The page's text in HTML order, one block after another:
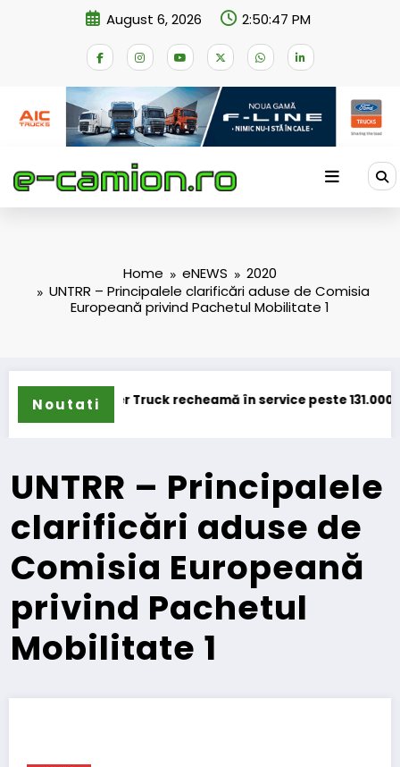
August 6, 2026 2:50:48 PM
Home eNEWS
2020
UNTRR – Principalele clarificări aduse de Comisia
Europeană privind Pachetul Mobilitate 1
Noutati
recheamă în service peste 131.000 de camioaneDKV Mobility
UNTRR – Principalele
clarificări aduse de
Comisia Europeană
privind Pachetul
Mobilitate 1